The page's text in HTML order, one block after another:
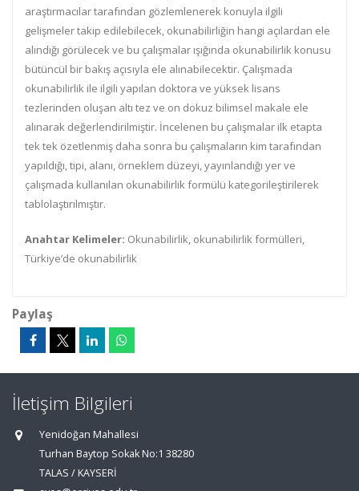
araştırmacılar tarafından gözlemlenerek konuyla ilgili
gelişmeler takip edilebilecek, okunabilirliğin hangi açılardan ele
alındığı görülecek ve bu çalışmalar ışığında okunabilirlik konusu
bütüncül bir bakış açısıyla ele alınabilecektir. Çalışmada
okunabilirlik ile ilgili yapılan doktora ve yüksek lisans
tezlerinden oluşan altı tez ve on dokuz bilimsel makale ele
alınarak değerlendirilmiştir. İncelenen bu çalışmalar ilk etapta
tek tek özetlenmiş daha sonra bu çalışmaların kim tarafından
yapıldığı, tipi, alanı, örneklem düzeyi, yayınlandığı yer ve
çalışmada kullanılan okunabilirlik formülü kategorileştirilerek
tablolaştırılmıştır.
Anahtar Kelimeler: Okunabilirlik, okunabilirlik formülleri,
Türkiye’de okunabilirlik
Paylaş
İletişim Bilgileri
Yenidoğan Mahallesi
Turhan Baytop Sokak No:1 38280
TALAS / KAYSERİ